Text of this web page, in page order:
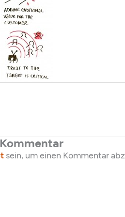
sein, um einen Kommentar